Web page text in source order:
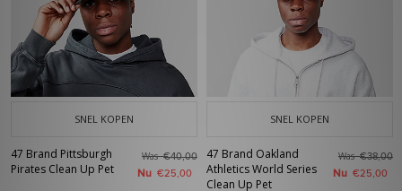
SNEL KOPEN
47 Brand Pittsburgh
Pirates Clean Up Pet
Was€40,00
Nu €25,00
SNEL KOPEN
47 Brand Oakland
Athletics World Series
Clean Up Pet
Was€38,00
Nu €25,00